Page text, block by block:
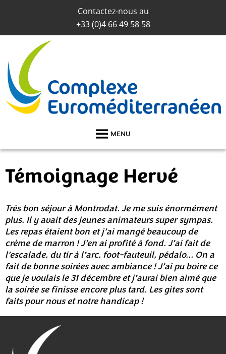
Contactez-nous au
+33 (0)4 66 49 58 58
MENU
Témoignage Hervé
Très bon séjour à Montrodat. Je me suis énormément
plus. Il y avait des jeunes animateurs super sympas.
Les repas étaient bon et j’ai mangé beaucoup de
crème de marron ! J’en ai profité à fond. J’ai fait de
l’escalade, du tir à l’arc, foot-fauteuil, pédalo… On a
fait de bonne soirées avec ambiance ! J’ai pu boire ce
que je voulais le 31 décembre et j’aurai bien aimé que
la soirée se finisse encore plus tard. Les gites sont
faits pour nous et notre handicap !